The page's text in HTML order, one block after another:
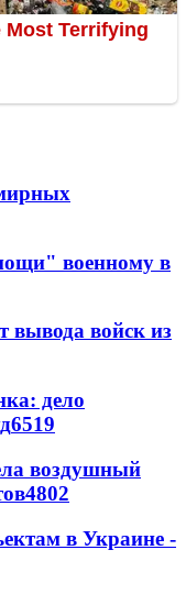
военному в
вывода войск из
дело
6519
воздушный
4802
в Украине -